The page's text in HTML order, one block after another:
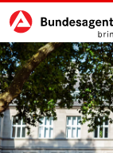
zu den